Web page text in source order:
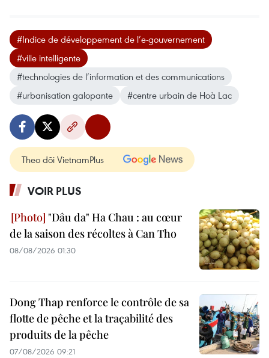
#Indice de développement de l’e-gouvernement
#ville intelligente
#technologies de l’information et des communications
#urbanisation galopante
#centre urbain de Hoà Lac
Theo dõi VietnamPlus
VOIR PLUS
"Dâu da" Ha Chau : au cœur
de la saison des récoltes à Can Tho
08/08/2026 01:30
Dong Thap renforce le contrôle de sa
flotte de pêche et la traçabilité des
produits de la pêche
07/08/2026 09:21